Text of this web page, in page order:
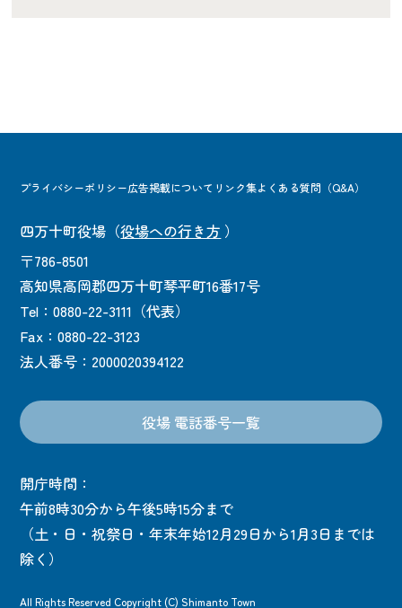
プライバシーポリシー広告掲載について リンク集よくある質問（Q&A）
四万十町役場 （役場への行き方 ）
〒786-8501
高知県高岡郡四万十町琴平町16番17号
Tel：0880-22-3111（代表）
Fax：0880-22-3123
法人番号：2000020394122
役場 電話番号一覧
開庁時間：
午前8時30分から午後5時15分まで
（土・日・祝祭日・年末年始12月29日から1月3日までは
除く）
All Rights Reserved Copyright (C) Shimanto Town